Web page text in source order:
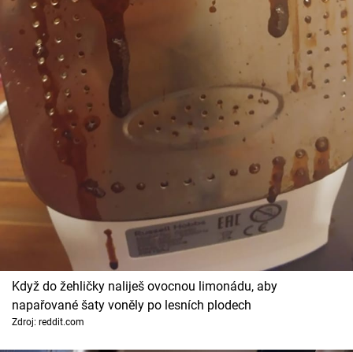
Když do žehličky naliješ ovocnou limonádu, aby
napařované šaty voněly po lesních plodech
Zdroj: reddit.com